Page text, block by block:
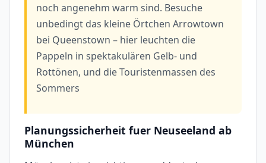
noch angenehm warm sind. Besuche
unbedingt das kleine Örtchen Arrowtown
bei Queenstown – hier leuchten die
Pappeln in spektakulären Gelb- und
Rottönen, und die Touristenmassen des
Sommers
Planungssicherheit fuer Neuseeland ab
München